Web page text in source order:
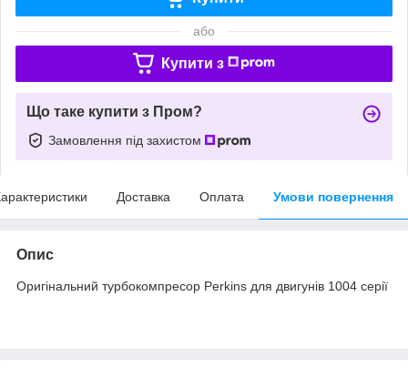
або
Купити з
Що таке купити з Пром?
Замовлення під захистом
Доставка Оплата Умови повернення
Опис
Оригінальний турбокомпресор Perkins для двигунів 1004 серії